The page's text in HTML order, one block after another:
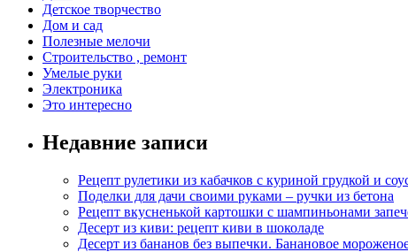
Детское творчество
Дом и сад
Полезные мелочи
Строительство , ремонт
Умелые руки
Электроника
Это интересно
Недавние записи
Рецепт рулетики из кабачков с куриной грудкой и
Поделки для дачи своими руками – ручки из бетона
Рецепт вкусненькой картошки с шампиньонами
Десерт из киви: рецепт киви в шоколаде
Десерт из бананов без выпечки. Банановое